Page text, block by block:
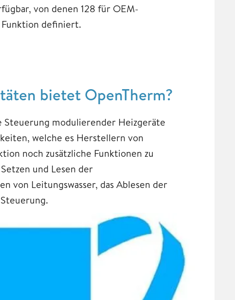
von denen 128 für OEM-
definiert.
bietet OpenTherm?
modulierender Heizgeräte
welche es Herstellern von
noch zusätzliche Funktionen zu
und Lesen der
von Leitungswasser, das Ablesen der